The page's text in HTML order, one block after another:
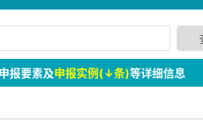
申报要素及申报实例(↓条)等详细信息